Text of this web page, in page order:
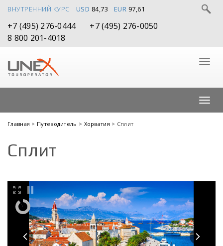
ВНУТРЕННИЙ КУРС USD 84,73 EUR 97,61
+7 (495) 276-0444
+7 (495) 276-0050
8 800 201-4018
Главная > Путеводитель > Хорватия > Сплит
Сплит